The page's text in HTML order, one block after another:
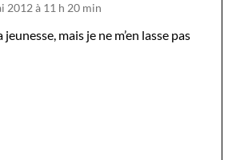
2012 à 11 h 20 min
jeunesse, mais je ne m’en lasse pas